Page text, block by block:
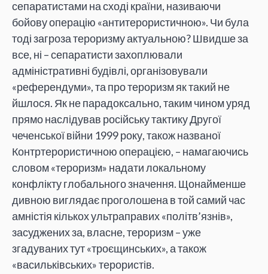
сепаратистами на сході країни, називаючи
бойову операцію «антитерористичною». Чи була
тоді загроза тероризму актуальною? Швидше за
все, ні – сепаратисти захоплювали
адміністративні будівлі, організовували
«референдуми», та про тероризм як такий не
йшлося. Як не парадоксально, таким чином уряд
прямо наслідував російську тактику Другої
чеченської війни 1999 року, також названої
Контртерористичною операцією, – намагаючись
словом «тероризм» надати локальному
конфлікту глобального значення. Щонайменше
дивною виглядає проголошена в той самий час
амністія кількох ультраправих «політв’язнів»,
засуджених за, власне, тероризм – уже
згадуваних тут «троєщинських», а також
«васильківських» терористів.